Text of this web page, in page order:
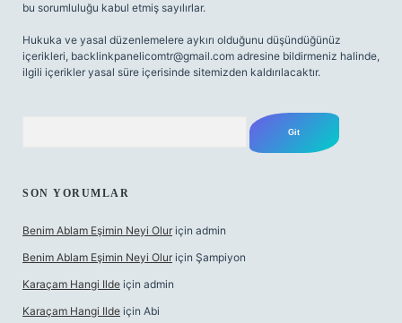
bu sorumluluğu kabul etmiş sayılırlar.
Hukuka ve yasal düzenlemelere aykırı olduğunu düşündüğünüz
içerikleri, backlinkpanelicomtr@gmail.com adresine bildirmeniz halinde,
ilgili içerikler yasal süre içerisinde sitemizden kaldırılacaktır.
SON YORUMLAR
Benim Ablam Eşimin Neyi Olur için admin
Benim Ablam Eşimin Neyi Olur için Şampiyon
Karaçam Hangi Ilde için admin
Karaçam Hangi Ilde için Abi